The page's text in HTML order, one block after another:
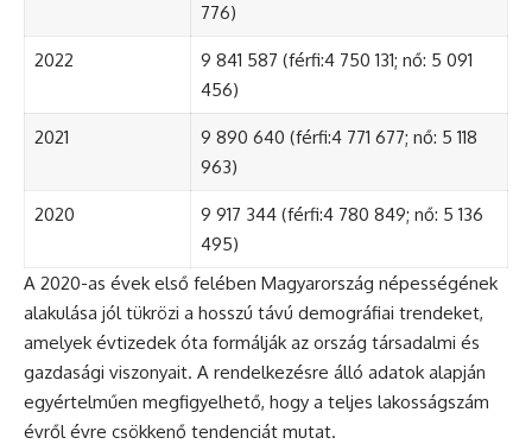
776)
2022
9 841 587 (férfi:4 750 131; nő: 5 091
456)
2021
9 890 640 (férfi:4 771 677; nő: 5 118
963)
2020
9 917 344 (férfi:4 780 849; nő: 5 136
495)
A 2020-as évek első felében Magyarország népességének
alakulása jól tükrözi a hosszú távú demográfiai trendeket,
amelyek évtizedek óta formálják az ország társadalmi és
gazdasági viszonyait. A rendelkezésre álló adatok alapján
egyértelműen megfigyelhető, hogy a teljes lakosságszám
évről évre csökkenő tendenciát mutat.